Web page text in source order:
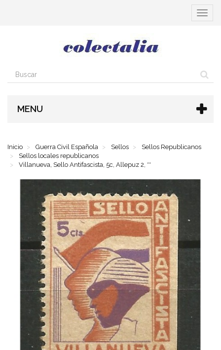
MENU
Inicio Guerra Civil Española Sellos
Sellos Republicanos
Sellos locales republicanos
Villanueva, Sello Antifascista, 5c, Allepuz 2, **